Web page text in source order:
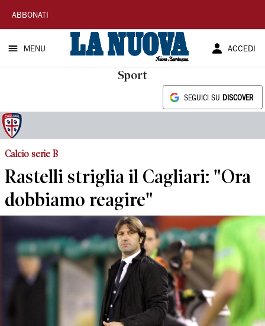
La
Nuova
Sardegna
ABBONATI
MENU ACCEDI
Sport
SEGUICI SU DISCOVER
Calcio serie B
Rastelli striglia il Cagliari: "Ora
dobbiamo reagire"